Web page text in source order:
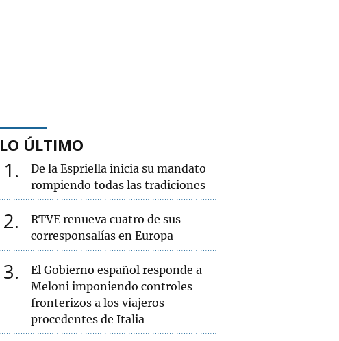
LO ÚLTIMO
1
De la Espriella inicia su mandato
rompiendo todas las tradiciones
2
RTVE renueva cuatro de sus
corresponsalías en Europa
3
El Gobierno español responde a
Meloni imponiendo controles
fronterizos a los viajeros
procedentes de Italia